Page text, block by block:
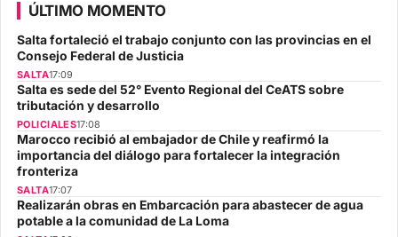
ÚLTIMO MOMENTO
Salta fortaleció el trabajo conjunto con las provincias en el
Consejo Federal de Justicia
SALTA17:09
Salta es sede del 52° Evento Regional del CeATS sobre
tributación y desarrollo
POLICIALES17:08
Marocco recibió al embajador de Chile y reafirmó la
importancia del diálogo para fortalecer la integración
fronteriza
SALTA17:07
Realizarán obras en Embarcación para abastecer de agua
potable a la comunidad de La Loma